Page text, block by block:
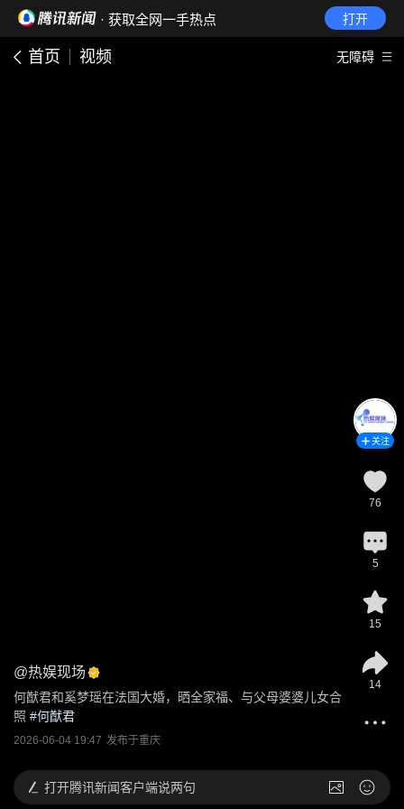
· 获取全网一手热点 打开
首页 视频 无障碍
@热娱现场
何猷君和奚梦瑶在法国大婚，晒全家福、与父母婆婆儿女合
照 #何猷君
2026-06-04 19:47 发布于重庆
关注
76
5
15
14
打开腾讯新闻客户端说两句